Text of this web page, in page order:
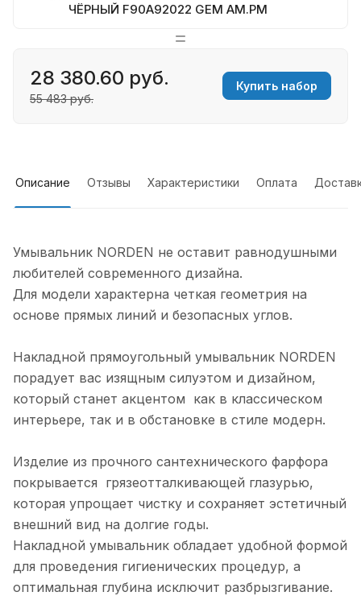
ЧЁРНЫЙ F90A92022 GEM AM.PM
28 380.60 руб.
55 483 руб.
Купить набор
Описание Отзывы Характеристики Оплата
Умывальник NORDEN не оставит равнодушными
любителей современного дизайна.
Для модели характерна четкая геометрия на
основе прямых линий и безопасных углов.
Накладной прямоугольный умывальник NORDEN
порадует вас изящным силуэтом и дизайном,
который станет акцентом как в классическом
интерьере, так и в обстановке в стиле модерн.
Изделие из прочного сантехнического фарфора
покрывается грязеотталкивающей глазурью,
которая упрощает чистку и сохраняет эстетичный
внешний вид на долгие годы.
Накладной умывальник обладает удобной формой
для проведения гигиенических процедур, а
оптимальная глубина исключит разбрызгивание.